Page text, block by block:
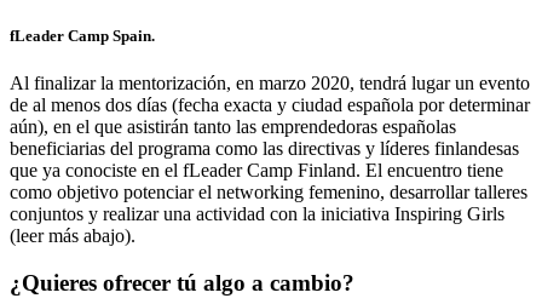
fLeader Camp Spain.
Al finalizar la mentorización, en marzo 2020, tendrá lugar un evento
de al menos dos días (fecha exacta y ciudad española por determinar
aún), en el que asistirán tanto las emprendedoras españolas
beneficiarias del programa como las directivas y líderes finlandesas
que ya conociste en el fLeader Camp Finland. El encuentro tiene
como objetivo potenciar el networking femenino, desarrollar talleres
conjuntos y realizar una actividad con la iniciativa Inspiring Girls
(leer más abajo).
¿Quieres ofrecer tú algo a cambio?